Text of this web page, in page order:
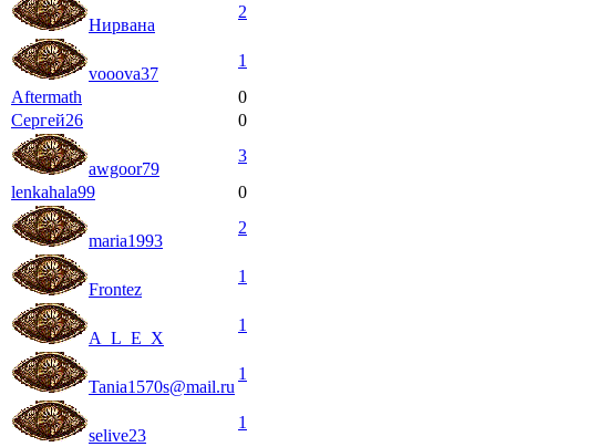
Нирвана
2
vooova37
1
Aftermath
0
Сергей26
0
awgoor79
3
lenkahala99
0
maria1993
2
Frontez
1
A_L_E_X
1
Tania1570s@mail.ru
1
selive23
1